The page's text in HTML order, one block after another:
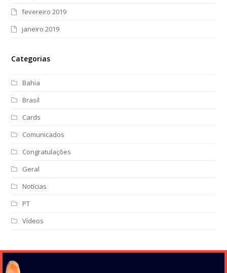
fevereiro 2019
janeiro 2019
Categorias
Bahia
Brasil
Cards
Comunicados
Congratulações
Geral
Notícias
PT
Vídeos